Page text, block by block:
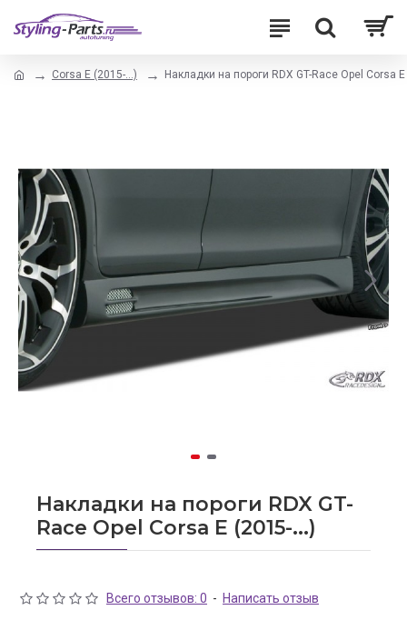
Corsa E (2015-...) Накладки на пороги RDX GT-Race Opel Corsa
Накладки на пороги RDX GT-
Race Opel Corsa E (2015-...)
Всего отзывов: 0 - Написать отзыв